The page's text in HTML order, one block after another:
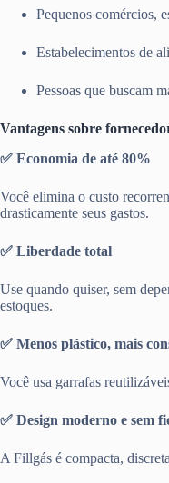
Pequenos comércios,
Estabelecimentos de
Pessoas que buscam
Vantagens sobre
✅ Economia de até 80%
Você elimina o custo
drasticamente seus gastos.
✅ Liberdade total
Use quando quiser, sem
estoques.
✅ Menos plástico, mais
Você usa garrafas
✅ Design moderno e sem
A Fillgás é compacta,